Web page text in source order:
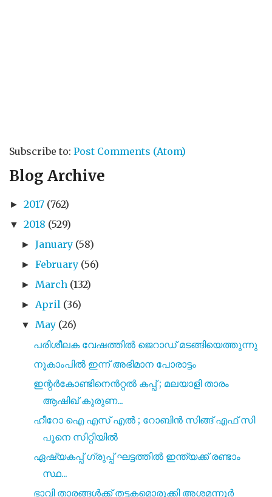
Subscribe to: Post Comments (Atom)
Blog Archive
► 2017 (762)
▼ 2018 (529)
►January (58)
►February (56)
► March (132)
► April (36)
▼ May (26)
പരിശീലക വേഷത്തില്‍ ജെറാഡ് മടങ്ങിയെത്തുന്നു
നൂകാംപിൽ ഇന്ന് അഭിമാന പോരാട്ടം
ഇന്റർകോണ്ടിനെൻറ്റൽ കപ്പ് ; മലയാളി താരം
ആഷിഖ് കുരുണ...
ഹീറോ ഐ എസ്‌ എൽ ; റോബിൻ സിങ്ങ് എഫ് സി
പൂനെ സിറ്റിയിൽ
ഏഷ്യകപ്പ് ഗ്രുപ്പ് ഘട്ടത്തിൽ ഇന്ത്യക്ക് രണ്ടാം
സ്ഥ...
ഭാവി താരങ്ങൾക്ക് തട്ടകമൊരുക്കി അശമന്നൂർ